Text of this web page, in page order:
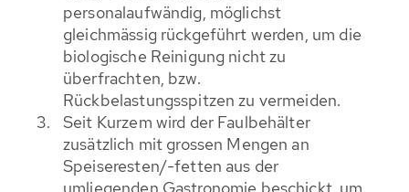
personalaufwändig, möglichst
gleichmässig rückgeführt werden, um die
biologische Reinigung nicht zu
überfrachten, bzw.
Rückbelastungsspitzen zu vermeiden.
Seit Kurzem wird der Faulbehälter
zusätzlich mit grossen Mengen an
Speiseresten/-fetten aus der